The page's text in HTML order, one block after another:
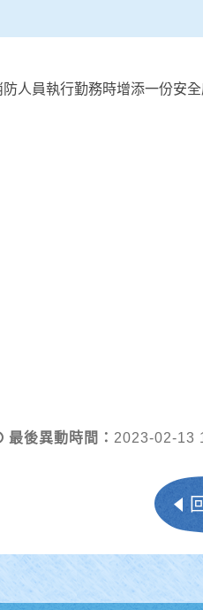
人員執行勤務時增添一份安
最後異動時間： 2023-02-13